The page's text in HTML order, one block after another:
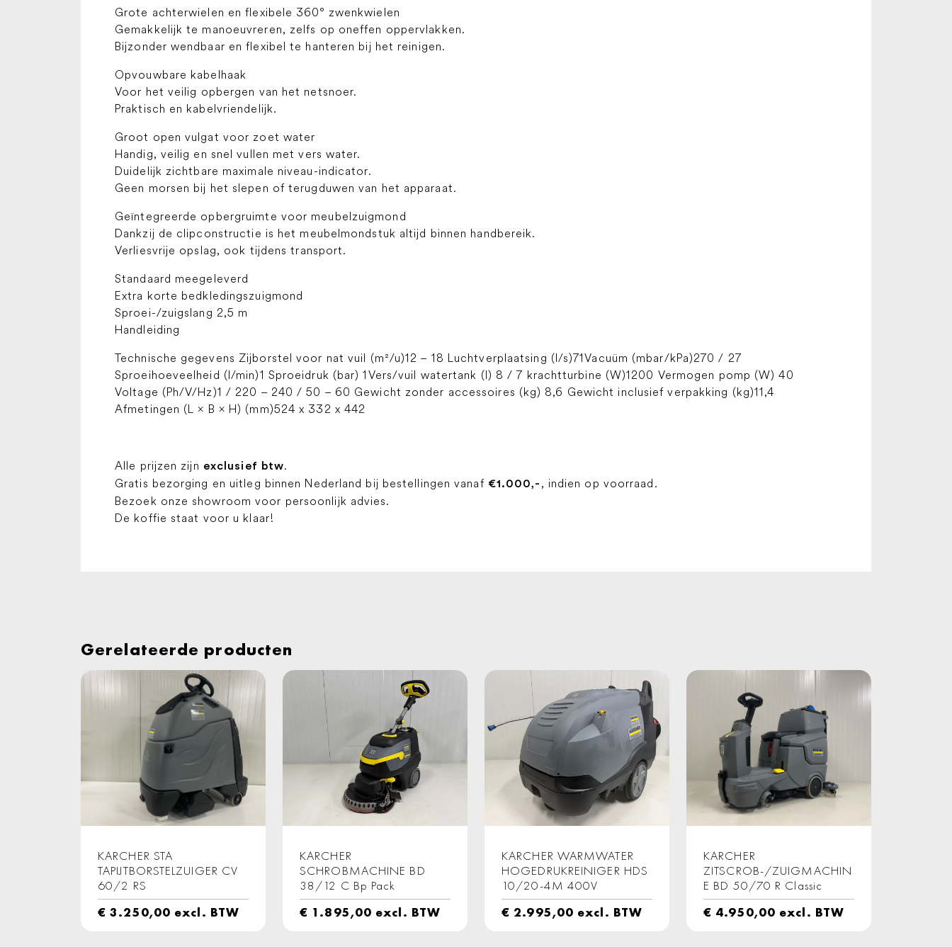
Grote achterwielen en flexibele 360° zwenkwielen
Gemakkelijk te manoeuvreren, zelfs op oneffen oppervlakken.
Bijzonder wendbaar en flexibel te hanteren bij het reinigen.
Opvouwbare kabelhaak
Voor het veilig opbergen van het netsnoer.
Praktisch en kabelvriendelijk.
Groot open vulgat voor zoet water
Handig, veilig en snel vullen met vers water.
Duidelijk zichtbare maximale niveau-indicator.
Geen morsen bij het slepen of terugduwen van het apparaat.
Geïntegreerde opbergruimte voor meubelzuigmond
Dankzij de clipconstructie is het meubelmondstuk altijd binnen handbereik.
Verliesvrije opslag, ook tijdens transport.
Standaard meegeleverd
Extra korte bedkledingszuigmond
Sproei-/zuigslang 2,5 m
Handleiding
Technische gegevens Zijborstel voor nat vuil (m²/u)12 – 18 Luchtverplaatsing (l/s)71Vacuüm (mbar/kPa)270 / 27
Sproeihoeveelheid (l/min)1 Sproeidruk (bar) 1Vers/vuil watertank (l) 8 / 7 krachtturbine (W)1200 Vermogen pomp (W) 40
Voltage (Ph/V/Hz)1 / 220 – 240 / 50 – 60 Gewicht zonder accessoires (kg) 8,6 Gewicht inclusief verpakking (kg)11,4
Afmetingen (L × B × H) (mm)524 x 332 x 442
Alle prijzen zijn exclusief btw.
Gratis bezorging en uitleg binnen Nederland bij bestellingen vanaf €1.000,- , indien op voorraad.
Bezoek onze showroom voor persoonlijk advies.
De koffie staat voor u klaar!
Gerelateerde producten
KARCHER STA
TAPIJTBORSTELZUIGER CV
60/2 RS
€ 3.250,00 excl. BTW
KARCHER
SCHROBMACHINE BD
38/12 C Bp Pack
€ 1.895,00 excl. BTW
KARCHER WARMWATER
HOGEDRUKREINIGER HDS
10/20-4M 400V
€ 2.995,00 excl. BTW
KARCHER
ZITSCROB-/ZUIGMACHIN
E BD 50/70 R Classic
€ 4.950,00 excl. BTW